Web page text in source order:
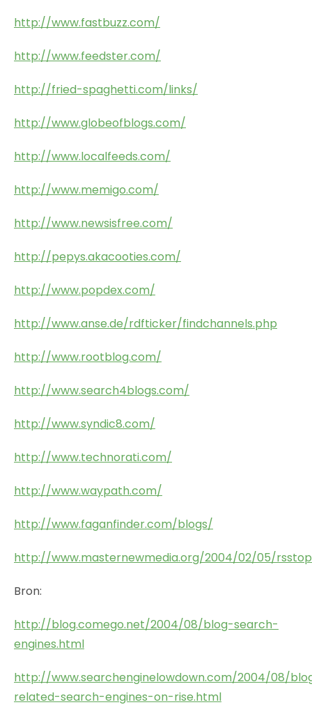
http://www.fastbuzz.com/
http://www.feedster.com/
http://fried-spaghetti.com/links/
http://www.globeofblogs.com/
http://www.localfeeds.com/
http://www.memigo.com/
http://www.newsisfree.com/
http://pepys.akacooties.com/
http://www.popdex.com/
http://www.anse.de/rdfticker/findchannels.php
http://www.rootblog.com/
http://www.search4blogs.com/
http://www.syndic8.com/
http://www.technorati.com/
http://www.waypath.com/
http://www.faganfinder.com/blogs/
http://www.masternewmedia.org/2004/02/05/
Bron:
http://blog.comego.net/2004/08/blog-search-
engines.html
http://www.searchenginelowdown.com/2004/08/
related-search-engines-on-rise.html